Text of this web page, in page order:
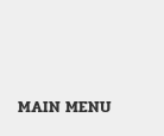
MAIN MENU